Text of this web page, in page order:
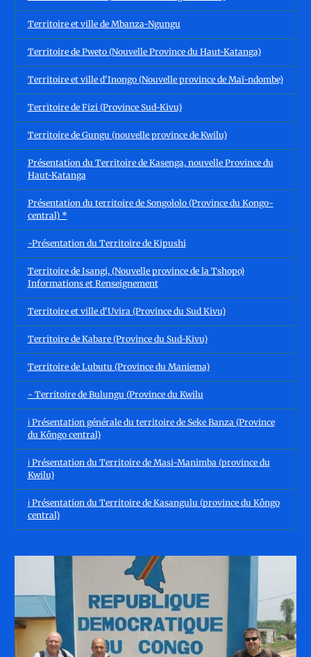
Territoire et ville de Mbanza-Ngungu
Territoire de Pweto (Nouvelle Province du Haut-Katanga)
Territoire et ville d'Inongo (Nouvelle province de Maï-ndombe)
Territoire de Fizi (Province Sud-Kivu)
Territoire de Gungu (nouvelle province de Kwilu)
Présentation du Territoire de Kasenga, nouvelle Province du
Haut-Katanga
Présentation du territoire de Songololo (Province du Kongo-
central) *
-Présentation du Territoire de Kipushi
Territoire de Isangi, (Nouvelle province de la Tshopo)
Informations et Renseignement
Territoire et ville d'Uvira (Province du Sud Kivu)
Territoire de Kabare (Province du Sud-Kivu)
Territoire de Lubutu (Province du Maniema)
- Territoire de Bulungu (Province du Kwilu
ℹ️ Présentation générale du territoire de Seke Banza (Province
du Kôngo central)
ℹ️ Présentation du Territoire de Masi-Manimba (province du
Kwilu)
ℹ️ Présentation du Territoire de Kasangulu (province du Kôngo
central)